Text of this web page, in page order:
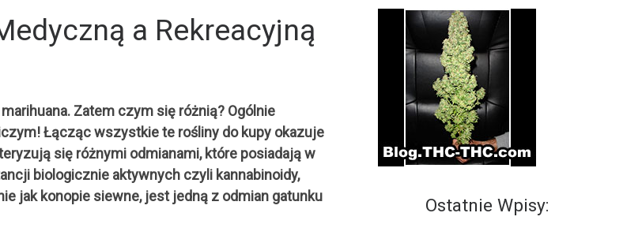
a Rekreacyjną
Zatem czym się różnią? Ogólnie
Łącząc wszystkie te rośliny do kupy okazuje
się różnymi odmianami, które posiadają w
biologicznie aktywnych czyli kannabinoidy,
jak konopie siewne, jest jedną z odmian gatunku
Ostatnie Wpisy: